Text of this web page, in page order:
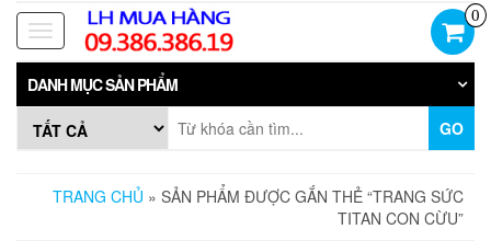
Skip
the
content
Toggle
navigation
0
DANH MỤC SẢN PHẨM
GO
TRANG CHỦ » SẢN PHẨM ĐƯỢC GẮN THẺ “TRANG SỨC
TITAN CON CỪU”